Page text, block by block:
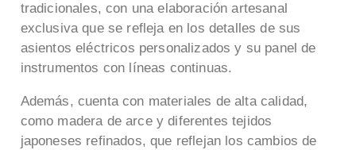
tradicionales, con una elaboración artesanal
exclusiva que se refleja en los detalles de sus
asientos eléctricos personalizados y su panel de
instrumentos con líneas continuas.
Además, cuenta con materiales de alta calidad,
como madera de arce y diferentes tejidos
japoneses refinados, que reflejan los cambios de